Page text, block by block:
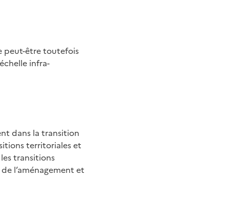
peut-être toutefois
infra-
dans la transition
territoriales et
transitions
l’aménagement et